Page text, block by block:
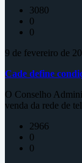
3080
0
0
9 de fevereiro de
Cade define
O Conselho
venda da rede de
2966
0
0